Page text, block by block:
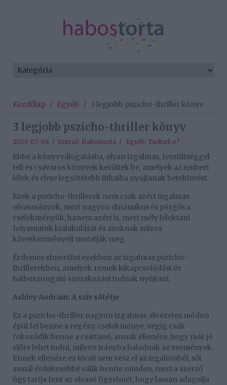
Kezdőlap / Egyéb / 3 legjobb pszicho-thriller könyv
3 legjobb pszicho-thriller könyv
2023-07-04 / Szerző: Habostorta / Egyéb, Tudtad-e?
Ebbe a könyvválogatásba, olyan izgalmas, feszültséggel
teli és csavaros könyvek kerültek be, amelyek az emberi
lélek és elme legsötétebb titkaiba nyújtanak betekintést.
Ezek a pszicho-thrillerek nem csak azért izgalmas
olvasmányok, mert nagyon dinamikus és pörgős a
cselekményük, hanem azért is, mert mély lélektani
folyamatok kialakulását és azoknak súlyos
következményeit mutatják meg.
Érdemes elmerülni ezekben az izgalmas pszicho-
thrillerekben, amelyek remek kikapcsolódást és
hátborzongató szórakozást tudnak nyújtani.
Ashley Audrain: A szív sötétje
Ez a pszicho-thriller nagyon izgalmas, élvezetes módon
épül fel benne a regény cselekménye, végig csak
fokozódik benne a csattanó, annak ellenére, hogy már jó
előre lehet tudni, milyen irányba haladnak az események.
Ennek ellenére ez kicsit sem vesz el az izgalomból, sőt
annál érdekesebbé válik benne minden, mert a szerző
úgy tartja fent az olvasó figyelmét, hogy lassan adagolja